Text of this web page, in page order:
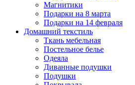
Магнитики
Подарки на 8 марта
Подарки на 14 февраля
Домашний текстиль
Ткань мебельная
Постельное белье
Одеяла
Диванные подушки
Подушки